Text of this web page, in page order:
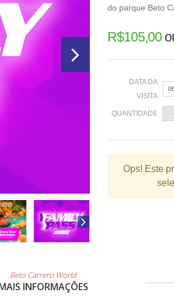
do parque Beto
R$105,00
DATA DA
VISITA
2
9
QUANTIDADE
Ops! Este
Beto Carrero World
INFORMAÇÕES